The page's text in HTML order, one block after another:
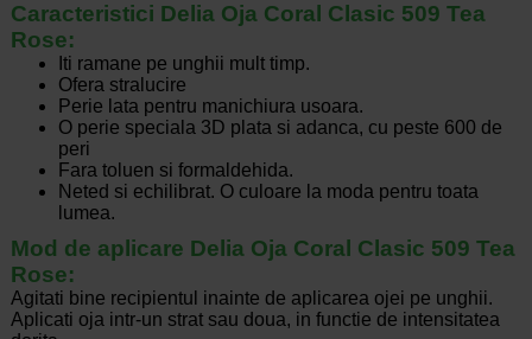
Caracteristici Delia Oja Coral Clasic 509 Tea
Rose:
Iti ramane pe unghii mult timp.
Ofera stralucire
Perie lata pentru manichiura usoara.
O perie speciala 3D plata si adanca, cu peste 600 de
peri
Fara toluen si formaldehida.
Neted si echilibrat. O culoare la moda pentru toata
lumea.
Mod de aplicare Delia Oja Coral Clasic 509 Tea
Rose:
Agitati bine recipientul inainte de aplicarea ojei pe unghii.
Aplicati oja intr-un strat sau doua, in functie de intensitatea